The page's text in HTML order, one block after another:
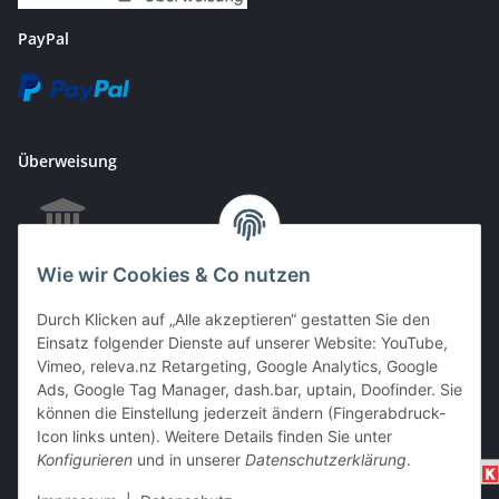
Wie wir Cookies & Co nutzen
Durch Klicken auf „Alle akzeptieren“ gestatten Sie den
Einsatz folgender Dienste auf unserer Website: YouTube,
Vimeo, releva.nz Retargeting, Google Analytics, Google
Ads, Google Tag Manager, dash.bar, uptain, Doofinder. Sie
können die Einstellung jederzeit ändern (Fingerabdruck-
Icon links unten). Weitere Details finden Sie unter
Konfigurieren und in unserer Datenschutzerklärung.
PayPal
Überweisung
EC & Kreditkartenzahlung bei Abholung
Barzahlung bei Abholung